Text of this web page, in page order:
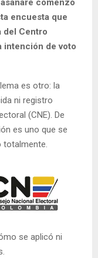
comenzó
encuesta que
del Centro
intención de voto
es otro: la
ni registro
(CNE). De
es uno que se
totalmente.
se aplicó ni